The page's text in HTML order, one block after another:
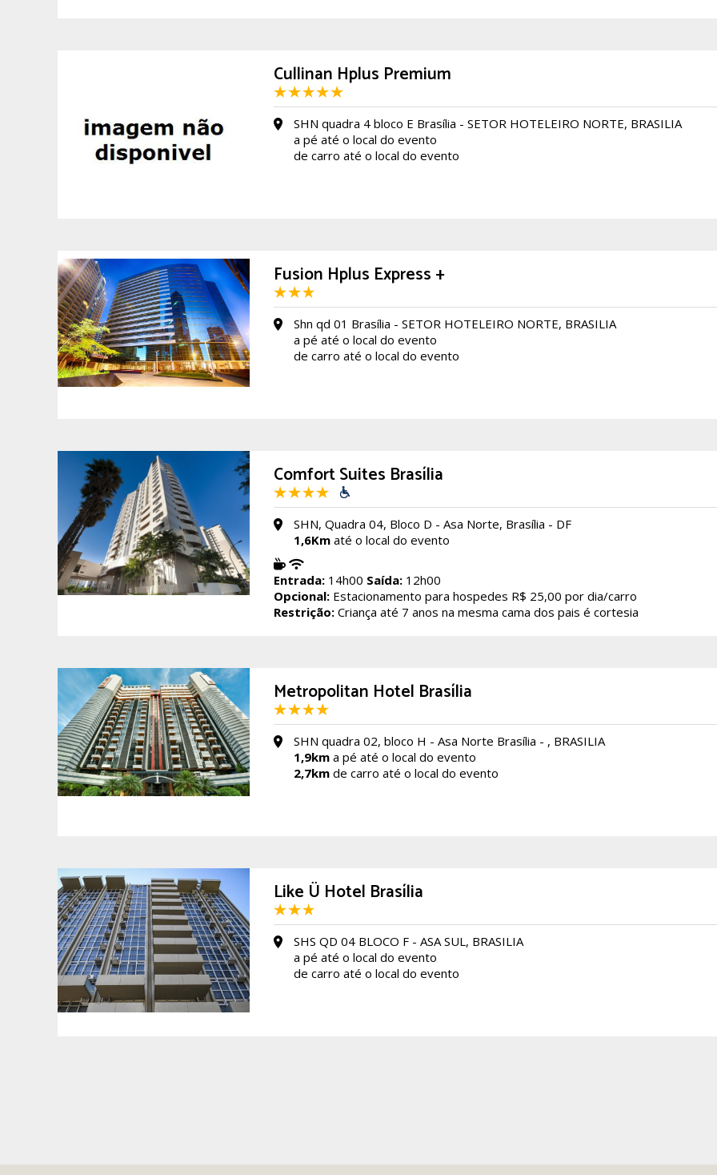
Cullinan Hplus Premium
SHN quadra 4 bloco E Brasília - SETOR HOTELEIRO NORTE, BRASILIA
a pé até o local do evento
de carro até o local do evento
Fusion Hplus Express +
Shn qd 01 Brasília - SETOR HOTELEIRO NORTE, BRASILIA
a pé até o local do evento
de carro até o local do evento
Comfort Suites Brasília
SHN, Quadra 04, Bloco D - Asa Norte, Brasília - DF
1,6Km até o local do evento
Entrada: 14h00 Saída: 12h00
Opcional: Estacionamento para hospedes R$ 25,00 por dia/carro
Restrição: Criança até 7 anos na mesma cama dos pais é cortesia
Metropolitan Hotel Brasília
SHN quadra 02, bloco H - Asa Norte Brasília - , BRASILIA
1,9km a pé até o local do evento
2,7km de carro até o local do evento
Like Ü Hotel Brasília
SHS QD 04 BLOCO F - ASA SUL, BRASILIA
a pé até o local do evento
de carro até o local do evento